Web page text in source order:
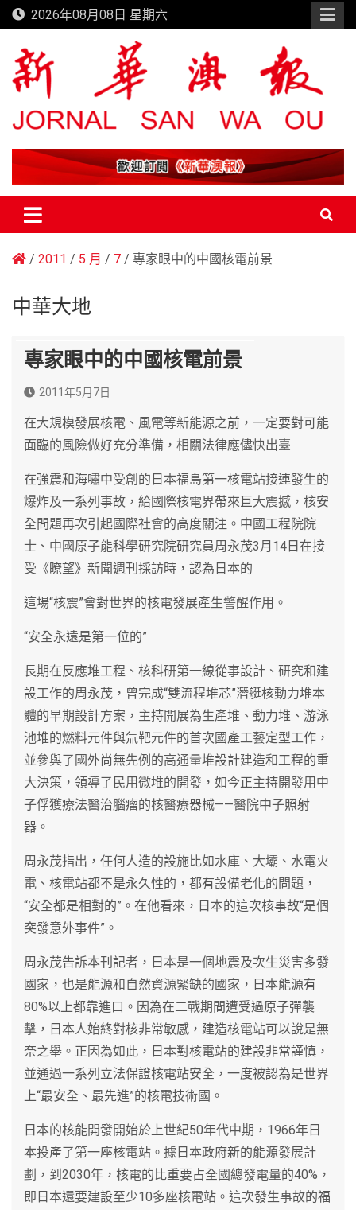
Skip
to
content
2026年08月08日 星期六
新華澳報
2011 5 月 7 專家眼中的中國核電前景
中華大地
專家眼中的中國核電前景
2011年5月7日
在大規模發展核電、風電等新能源之前，一定要對可能
面臨的風險做好充分準備，相關法律應儘快出臺
在強震和海嘯中受創的日本福島第一核電站接連發生的
爆炸及一系列事故，給國際核電界帶來巨大震撼，核安
全問題再次引起國際社會的高度關注。中國工程院院
士、中國原子能科學研究院研究員周永茂3月14日在接
受《瞭望》新聞週刊採訪時，認為日本的
這場“核震”會對世界的核電發展產生警醒作用。
“安全永遠是第一位的”
長期在反應堆工程、核科研第一線從事設計、研究和建
設工作的周永茂，曾完成“雙流程堆芯”潛艇核動力堆本
體的早期設計方案，主持開展為生產堆、動力堆、游泳
池堆的燃料元件與氚靶元件的首次國產工藝定型工作，
並參與了國外尚無先例的高通量堆設計建造和工程的重
大決策，領導了民用微堆的開發，如今正主持開發用中
子俘獲療法醫治腦瘤的核醫療器械——醫院中子照射
器。
周永茂指出，任何人造的設施比如水庫、大壩、水電火
電、核電站都不是永久性的，都有設備老化的問題，
“安全都是相對的”。在他看來，日本的這次核事故“是個
突發意外事件”。
周永茂告訴本刊記者，日本是一個地震及次生災害多發
國家，也是能源和自然資源緊缺的國家，日本能源有
80%以上都靠進口。因為在二戰期間遭受過原子彈襲
擊，日本人始終對核非常敏感，建造核電站可以說是無
奈之舉。正因為如此，日本對核電站的建設非常謹慎，
並通過一系列立法保證核電站安全，一度被認為是世界
上“最安全、最先進”的核電技術國。
日本的核能開發開始於上世紀50年代中期，1966年日
本投產了第一座核電站。據日本政府新的能源發展計
劃，到2030年，核電的比重要占全國總發電量的40%，
即日本還要建設至少10多座核電站。這次發生事故的福